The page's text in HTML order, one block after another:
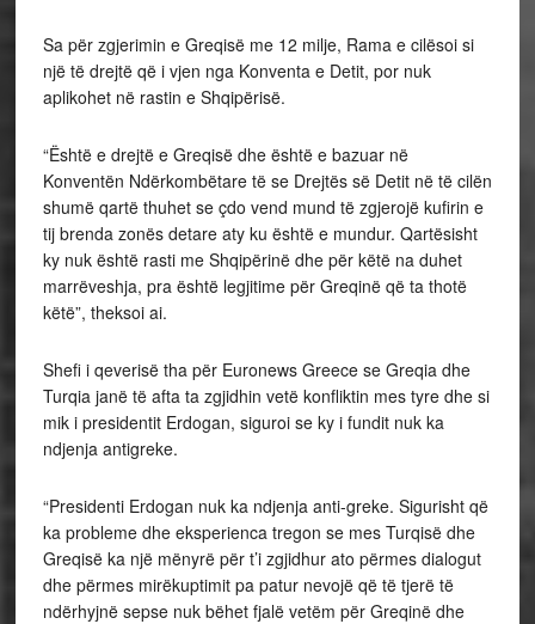
Sa për zgjerimin e Greqisë me 12 milje, Rama e cilësoi si
një të drejtë që i vjen nga Konventa e Detit, por nuk
aplikohet në rastin e Shqipërisë.
“Është e drejtë e Greqisë dhe është e bazuar në
Konventën Ndërkombëtare të se Drejtës së Detit në të cilën
shumë qartë thuhet se çdo vend mund të zgjerojë kufirin e
tij brenda zonës detare aty ku është e mundur. Qartësisht
ky nuk është rasti me Shqipërinë dhe për këtë na duhet
marrëveshja, pra është legjitime për Greqinë që ta thotë
këtë”, theksoi ai.
Shefi i qeverisë tha për Euronews Greece se Greqia dhe
Turqia janë të afta ta zgjidhin vetë konfliktin mes tyre dhe si
mik i presidentit Erdogan, siguroi se ky i fundit nuk ka
ndjenja antigreke.
“Presidenti Erdogan nuk ka ndjenja anti-greke. Sigurisht që
ka probleme dhe eksperienca tregon se mes Turqisë dhe
Greqisë ka një mënyrë për t’i zgjidhur ato përmes dialogut
dhe përmes mirëkuptimit pa patur nevojë që të tjerë të
ndërhyjnë sepse nuk bëhet fjalë vetëm për Greqinë dhe